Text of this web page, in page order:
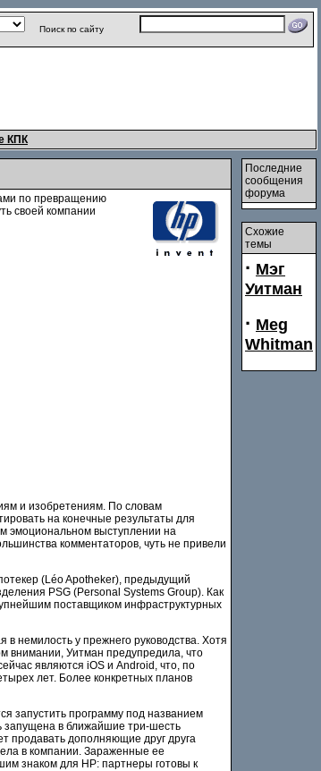
Поиск по сайту
КПК
по превращению
своей компании
и изобретениям. По словам
на конечные результаты для
эмоциональном выступлении на
комментаторов, чуть не привели
(Léo Apotheker), предыдущий
PSG (Personal Systems Group). Как
поставщиком инфраструктурных
немилость у прежнего руководства. Хотя
внимании, Уитман предупредила, что
являются iOS и Android, что, по
лет. Более конкретных планов
запустить программу под названием
запущена в ближайшие три-шесть
продавать дополняющие друг друга
в компании. Зараженные ее
знаком для HP: партнеры готовы к
Последние
сообщения
форума
Схожие
темы
· Мэг
Уитман
· Meg
Whitman